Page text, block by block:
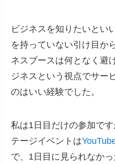
ビジネスを知りたいとい
を持っていない引け目か
ネスブースは何となく避
ジネスという視点でサー
のはいい経験でした。
私は1日目だけの参加で
テージイベントは
で、1日目に見られなか